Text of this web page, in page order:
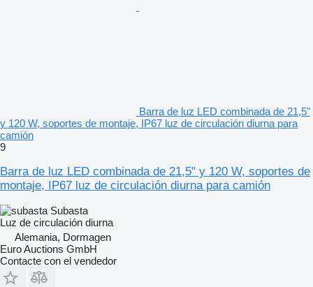
Barra de luz LED combinada de 21,5"
y 120 W, soportes de montaje, IP67 luz de circulación diurna para
camión
9
Barra de luz LED combinada de 21,5" y 120 W, soportes de
montaje, IP67 luz de circulación diurna para camión
Subasta
Luz de circulación diurna
Alemania, Dormagen
Euro Auctions GmbH
Contacte con el vendedor